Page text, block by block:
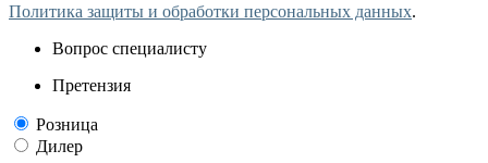
Политика защиты и обработки персональных данных.
Вопрос специалисту
Претензия
Розница
Дилер